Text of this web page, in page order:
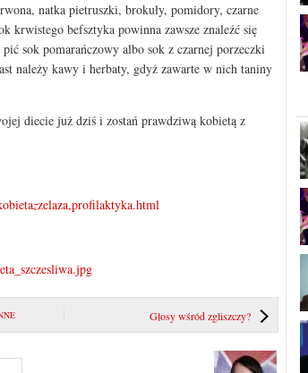
natka pietruszki, brokuły, pomidory, czarne
krwistego befsztyka powinna zawsze znaleźć się
sok pomarańczowy albo sok z czarnej porzeczki
należy kawy i herbaty, gdyż zawarte w nich taniny
diecie już dziś i zostań prawdziwą kobietą z
zzelaza,profilaktyka.html
Głosy wśród zgliszczy?